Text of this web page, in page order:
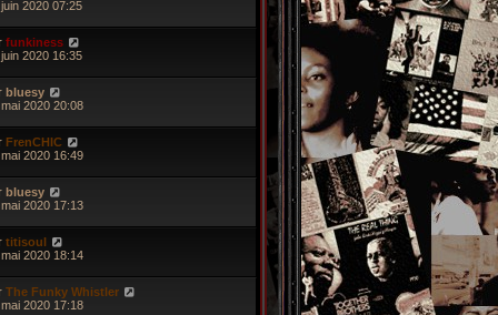
2020 07:25
funkiness
2020 16:35
bluesy
2020 20:08
FrenCHIC
2020 16:49
bluesy
2020 17:13
titisoul
2020 18:14
The Funky Whistler
2020 17:18